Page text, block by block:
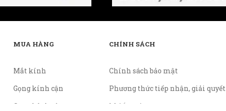
MUA HÀNG
Mắt kính
Gọng kính cận
Gọng kính râm
CHÍNH SÁCH
Chính sách bảo mật
Phương thức tiếp nhận, giải quyết
khiếu nại